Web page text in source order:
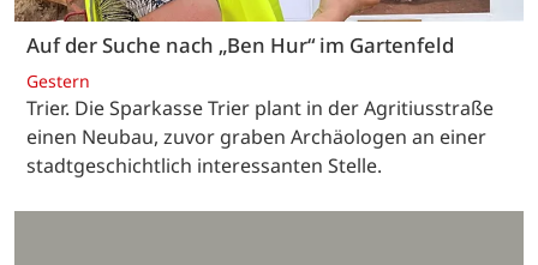
Auf der Suche nach „Ben Hur“ im Gartenfeld
Gestern
Trier. Die Sparkasse Trier plant in der Agritiusstraße
einen Neubau, zuvor graben Archäologen an einer
stadtgeschichtlich interessanten Stelle.